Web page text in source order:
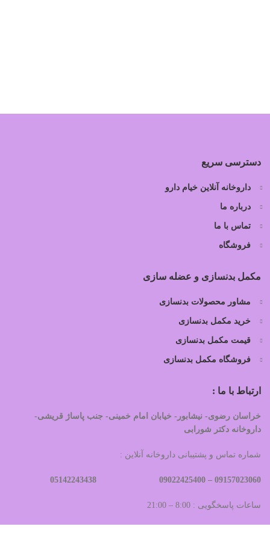
دسترسی سریع
داروخانه آنلاین خیام دارو
درباره ما
تماس با ما
فروشگاه
مکمل بدنسازی و عضله سازی
مشاور محصولات بدنسازی
خرید مکمل بدنسازی
قیمت مکمل بدنسازی
فروشگاه مکمل بدنسازی
ارتباط با ما :
خراسان رضوی- نیشابور- خیابان امام خمینی- جنب پاساژ قریشی-
داروخانه دکتر شورابی
شماره تماس و پشتیبانی داروخانه آنلاین :
09157023060 –
ساعات پاسخگویی : 8:00 – 21:00